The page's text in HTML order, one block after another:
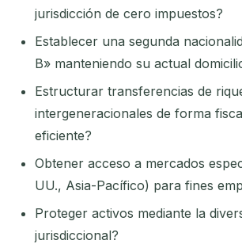
jurisdicción de cero impuestos?
Establecer una segunda
B» manteniendo su actual
Estructurar transferencias de
intergeneracionales de forma
eficiente?
Obtener acceso a mercados
UU., Asia-Pacífico) para fines
Proteger activos mediante la
jurisdiccional?